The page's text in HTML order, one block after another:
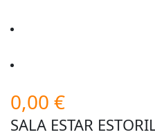
0,00 €
SALA ESTAR